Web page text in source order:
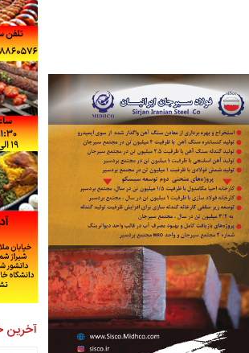
آخرین